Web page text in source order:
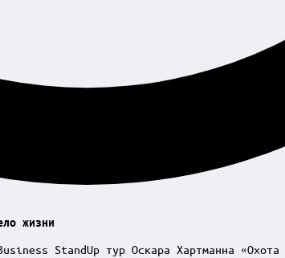
жизни
StandUp тур Оскара Хартманна